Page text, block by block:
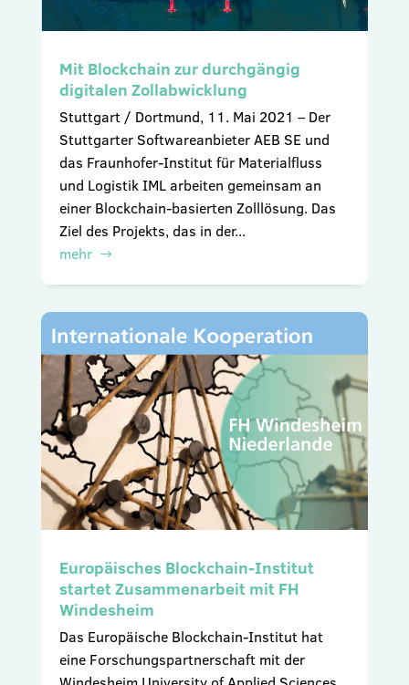
Mit Blockchain zur durchgängig
digitalen Zollabwicklung
Stuttgart / Dortmund, 11. Mai 2021 – Der
Stuttgarter Softwareanbieter AEB SE und
das Fraunhofer-Institut für Materialfluss
und Logistik IML arbeiten gemeinsam an
einer Blockchain-basierten Zolllösung. Das
Ziel des Projekts, das in der...
mehr
Europäisches Blockchain-Institut
startet Zusammenarbeit mit FH
Windesheim
Das Europäische Blockchain-Institut hat
eine Forschungspartnerschaft mit der